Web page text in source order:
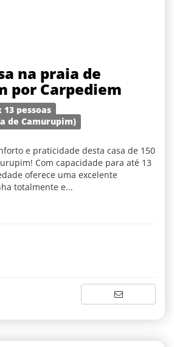
na praia de
por Carpediem
13 pessoas
de Camurupim)
e praticidade desta casa de 150
Com capacidade para até 13
oferece uma excelente
totalmente e...